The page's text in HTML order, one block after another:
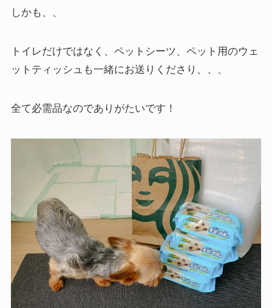
しかも、、
トイレだけではなく、ペットシーツ、ペット用のウェ
ットティッシュも一緒にお送りくださり、、、
全て必需品なのでありがたいです！